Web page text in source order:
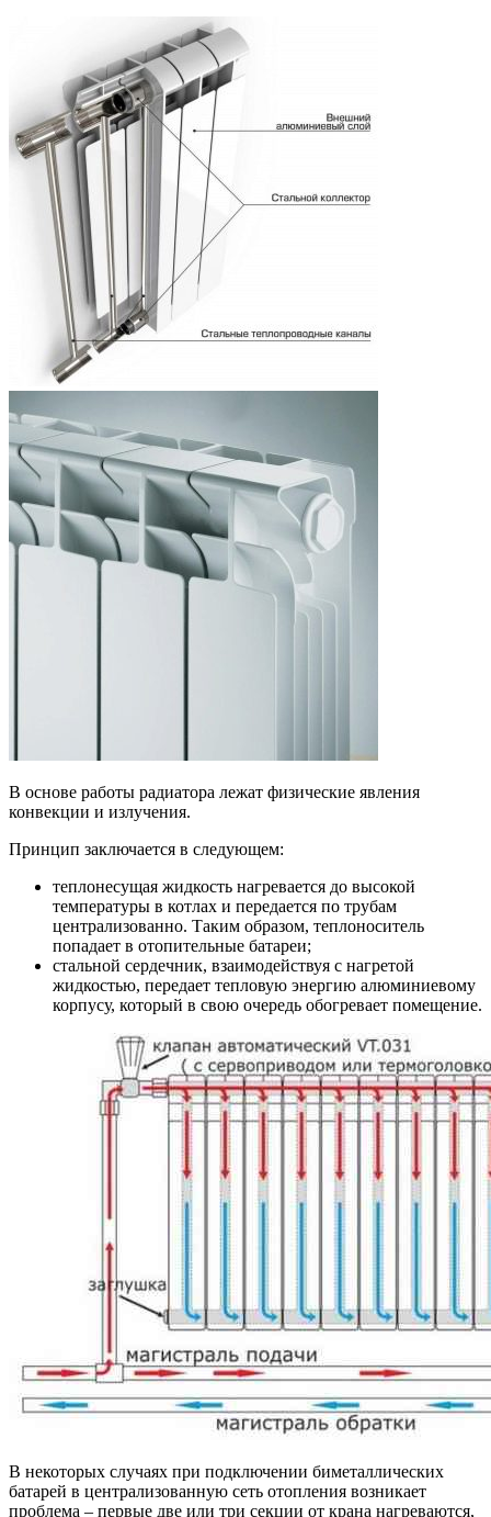
В основе работы радиатора лежат физические явления
конвекции и излучения.
Принцип заключается в следующем:
теплонесущая жидкость нагревается до высокой
температуры в котлах и передается по трубам
централизованно. Таким образом, теплоноситель
попадает в отопительные батареи;
стальной сердечник, взаимодействуя с нагретой
жидкостью, передает тепловую энергию алюминиевому
корпусу, который в свою очередь обогревает помещение.
В некоторых случаях при подключении биметаллических
батарей в централизованную сеть отопления возникает
проблема – первые две или три секции от крана нагреваются,